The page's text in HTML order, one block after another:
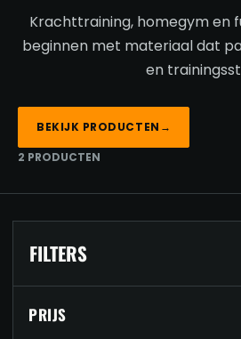
Krachttraining, homegym en
beginnen met materiaal dat
en
BEKIJK PRODUCTEN →
2 PRODUCTEN
FILTERS
PRIJS